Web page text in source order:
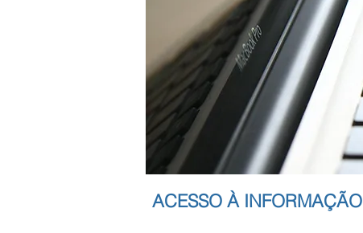
ACESSO À INFORMAÇÃO